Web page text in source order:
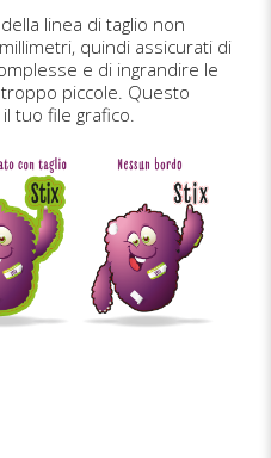
linea di taglio non
quindi assicurati di
e di ingrandire le
piccole. Questo
tuo file grafico.